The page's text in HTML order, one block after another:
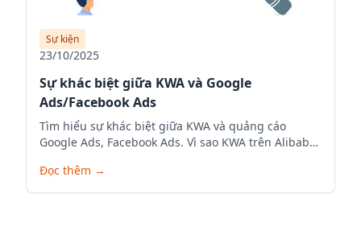
Sự kiện
23/10/2025
Sự khác biệt giữa KWA và Google
Ads/Facebook Ads
Tìm hiểu sự khác biệt giữa KWA và quảng cáo
Google Ads, Facebook Ads. Vì sao KWA trên Alibaba
tăng hiển thị, tiếp cận người mua toàn cầu và đẩy
mạnh xuất khẩu.
Đọc thêm →